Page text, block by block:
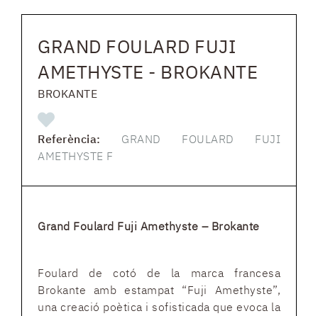
GRAND FOULARD FUJI
AMETHYSTE - BROKANTE
BROKANTE
Referència: GRAND FOULARD FUJI
AMETHYSTE F
Grand Foulard Fuji Amethyste – Brokante
Foulard de cotó de la marca francesa
Brokante amb estampat “Fuji Amethyste”,
una creació poètica i sofisticada que evoca la